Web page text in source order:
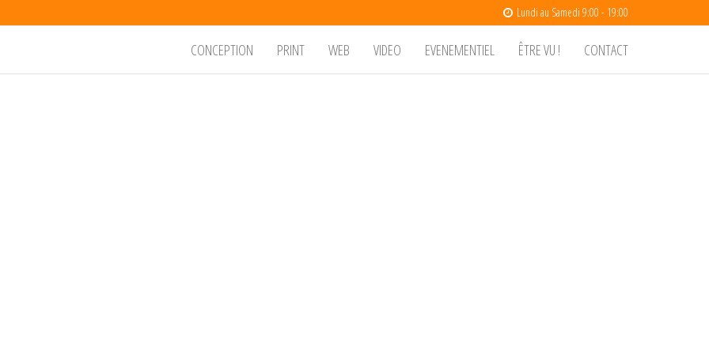
Lundi au Samedi 9:00 - 19:00
CONCEPTION PRINT WEB VIDEO EVENEMENTIEL ÊTRE VU ! CONTACT